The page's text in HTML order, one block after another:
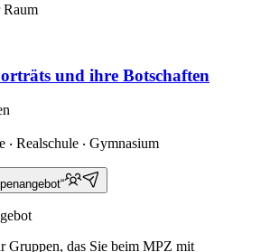
und ihre Botschaften
‧ Realschule ‧ Gymnasium
Gruppen, das Sie beim MPZ mit